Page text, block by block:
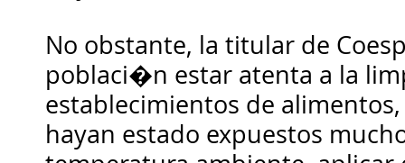
No obstante, la titular de
poblaci�n estar atenta a la
establecimientos de
hayan estado expuestos